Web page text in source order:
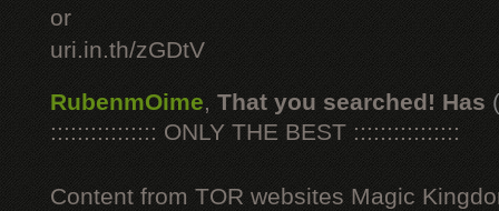
or
uri.in.th/zGDtV
RubenmOime, That you searched! Has
:::::::::::::::: ONLY THE BEST ::::::::::::::::
Content from TOR websites Magic